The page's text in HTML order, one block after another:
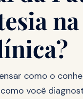
como o
você